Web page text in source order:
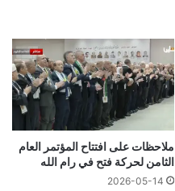
ملاحظات على افتتاح المؤتمر العام
الثامن لحركة فتح في رام الله
2026-05-14